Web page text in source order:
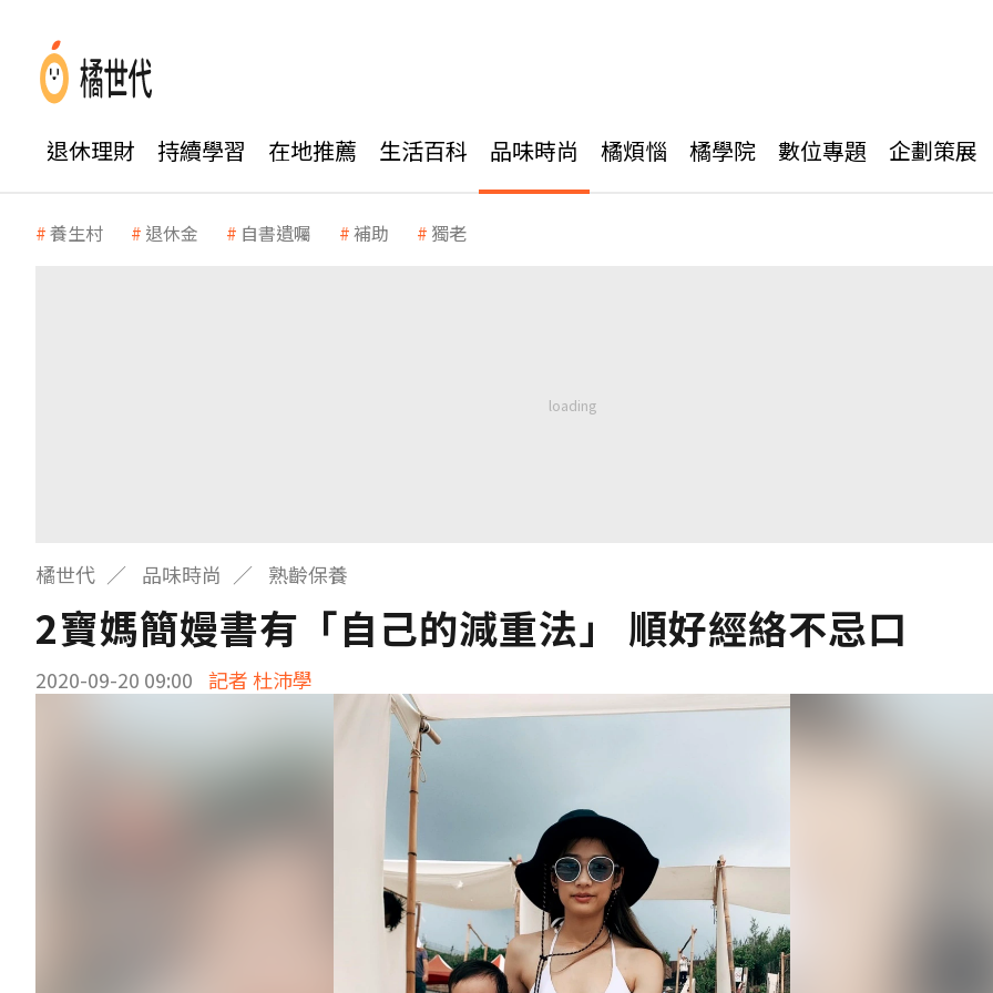
退休理財 持續學習 在地推薦 生活百科 品味時尚 橘煩惱 橘學院 數位專題 企劃策展
養生村 退休金 自書遺囑 補助 獨老
橘世代 品味時尚 熟齡保養
2寶媽簡嫚書有「自己的減重法」 順好經絡不忌口
2020-09-20 09:00 記者 杜沛學